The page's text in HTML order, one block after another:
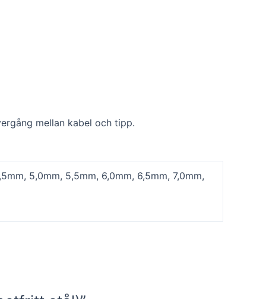
mellan kabel och tipp.
5,0mm, 5,5mm, 6,0mm, 6,5mm, 7,0mm,